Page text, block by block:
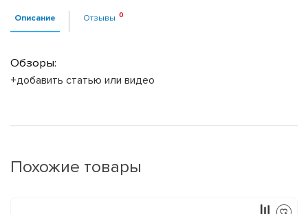
Описание Отзывы
Обзоры:
+добавить статью или видео
Похожие товары